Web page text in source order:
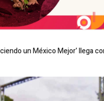
un México Mejor’ llega